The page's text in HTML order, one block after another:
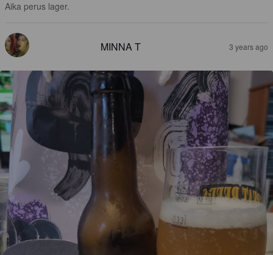
Aika perus lager.
MINNA T 3 years ago